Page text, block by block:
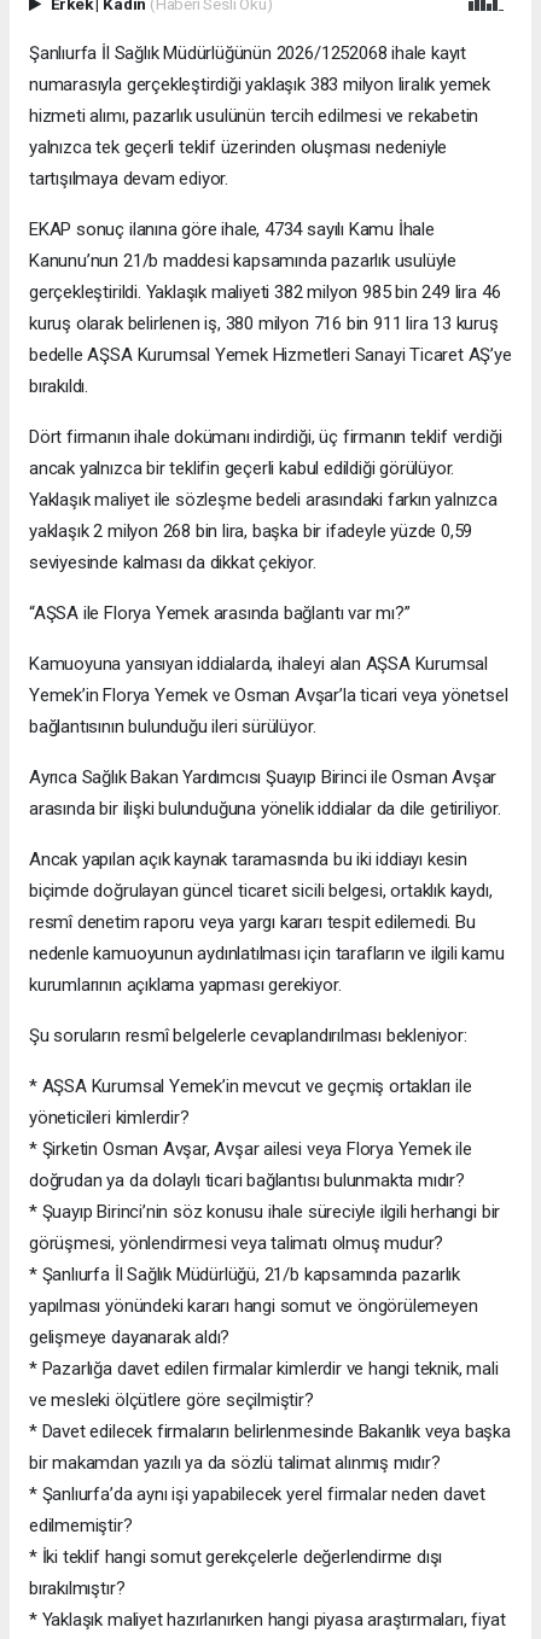
Erkek| Kadın (Haberi Sesli Oku)
Şanlıurfa İl Sağlık Müdürlüğünün 2026/1252068 ihale kayıt
numarasıyla gerçekleştirdiği yaklaşık 383 milyon liralık yemek
hizmeti alımı, pazarlık usulünün tercih edilmesi ve rekabetin
yalnızca tek geçerli teklif üzerinden oluşması nedeniyle
tartışılmaya devam ediyor.
EKAP sonuç ilanına göre ihale, 4734 sayılı Kamu İhale
Kanunu’nun 21/b maddesi kapsamında pazarlık usulüyle
gerçekleştirildi. Yaklaşık maliyeti 382 milyon 985 bin 249 lira 46
kuruş olarak belirlenen iş, 380 milyon 716 bin 911 lira 13 kuruş
bedelle AŞSA Kurumsal Yemek Hizmetleri Sanayi Ticaret AŞ’ye
bırakıldı.
Dört firmanın ihale dokümanı indirdiği, üç firmanın teklif verdiği
ancak yalnızca bir teklifin geçerli kabul edildiği görülüyor.
Yaklaşık maliyet ile sözleşme bedeli arasındaki farkın yalnızca
yaklaşık 2 milyon 268 bin lira, başka bir ifadeyle yüzde 0,59
seviyesinde kalması da dikkat çekiyor.
“AŞSA ile Florya Yemek arasında bağlantı var mı?”
Kamuoyuna yansıyan iddialarda, ihaleyi alan AŞSA Kurumsal
Yemek’in Florya Yemek ve Osman Avşar’la ticari veya yönetsel
bağlantısının bulunduğu ileri sürülüyor.
Ayrıca Sağlık Bakan Yardımcısı Şuayıp Birinci ile Osman Avşar
arasında bir ilişki bulunduğuna yönelik iddialar da dile getiriliyor.
Ancak yapılan açık kaynak taramasında bu iki iddiayı kesin
biçimde doğrulayan güncel ticaret sicili belgesi, ortaklık kaydı,
resmî denetim raporu veya yargı kararı tespit edilemedi. Bu
nedenle kamuoyunun aydınlatılması için tarafların ve ilgili kamu
kurumlarının açıklama yapması gerekiyor.
Şu soruların resmî belgelerle cevaplandırılması bekleniyor:
* AŞSA Kurumsal Yemek’in mevcut ve geçmiş ortakları ile
yöneticileri kimlerdir?
* Şirketin Osman Avşar, Avşar ailesi veya Florya Yemek ile
doğrudan ya da dolaylı ticari bağlantısı bulunmakta mıdır?
* Şuayıp Birinci’nin söz konusu ihale süreciyle ilgili herhangi bir
görüşmesi, yönlendirmesi veya talimatı olmuş mudur?
* Şanlıurfa İl Sağlık Müdürlüğü, 21/b kapsamında pazarlık
yapılması yönündeki kararı hangi somut ve öngörülemeyen
gelişmeye dayanarak aldı?
* Pazarlığa davet edilen firmalar kimlerdir ve hangi teknik, mali
ve mesleki ölçütlere göre seçilmiştir?
* Davet edilecek firmaların belirlenmesinde Bakanlık veya başka
bir makamdan yazılı ya da sözlü talimat alınmış mıdır?
* Şanlıurfa’da aynı işi yapabilecek yerel firmalar neden davet
edilmemiştir?
* İki teklif hangi somut gerekçelerle değerlendirme dışı
bırakılmıştır?
* Yaklaşık maliyet hazırlanırken hangi piyasa araştırmaları, fiyat